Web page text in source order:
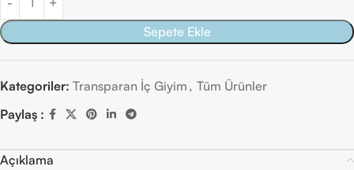
Sepete Ekle
Kategoriler: Transparan İç Giyim , Tüm Ürünler
Paylaş :
Açıklama